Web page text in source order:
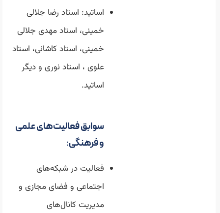
اساتید: استاد رضا جلالی
خمینی، استاد مهدی جلالی
خمینی، استاد کاشانی، استاد
علوی ، استاد نوری و دیگر
اساتید.
سوابق فعالیت‌های علمی
و فرهنگی:
فعالیت در شبکه‌های
اجتماعی و فضای مجازی و
مدیریت کانال‌های